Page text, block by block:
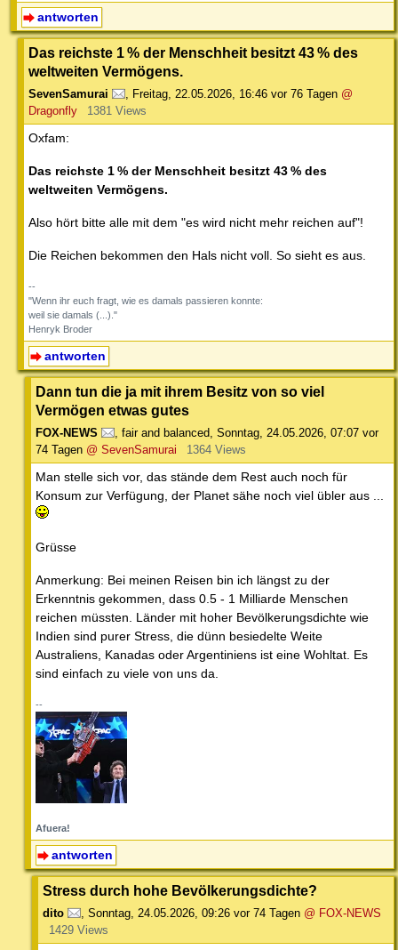
antworten
Das reichste 1 % der Menschheit besitzt 43 % des
weltweiten Vermögens.
SevenSamurai , Freitag, 22.05.2026, 16:46 vor 76 Tagen @
Dragonfly
1381 Views
Oxfam:
Das reichste 1 % der Menschheit besitzt 43 % des
weltweiten Vermögens.
Also hört bitte alle mit dem "es wird nicht mehr reichen auf"!
Die Reichen bekommen den Hals nicht voll. So sieht es aus.
--
"Wenn ihr euch fragt, wie es damals passieren konnte:
weil sie damals (...)."
Henryk Broder
antworten
Dann tun die ja mit ihrem Besitz von so viel
Vermögen etwas gutes
FOX-NEWS , fair and balanced, Sonntag, 24.05.2026, 07:07 vor
74 Tagen @ SevenSamurai 1364 Views
Man stelle sich vor, das stände dem Rest auch noch für
Konsum zur Verfügung, der Planet sähe noch viel übler aus ...
Grüsse
Anmerkung: Bei meinen Reisen bin ich längst zu der
Erkenntnis gekommen, dass 0.5 - 1 Milliarde Menschen
reichen müssten. Länder mit hoher Bevölkerungsdichte wie
Indien sind purer Stress, die dünn besiedelte Weite
Australiens, Kanadas oder Argentiniens ist eine Wohltat. Es
sind einfach zu viele von uns da.
--
Afuera!
antworten
Stress durch hohe Bevölkerungsdichte?
dito , Sonntag, 24.05.2026, 09:26 vor 74 Tagen @ FOX-NEWS
1429 Views